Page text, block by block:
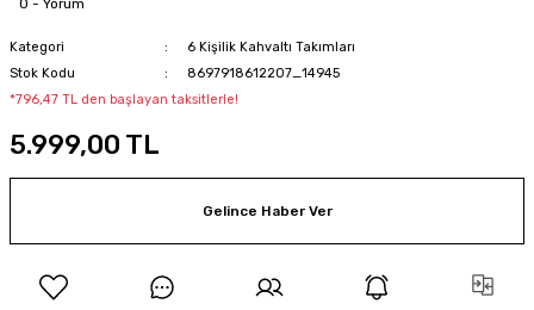
0 - Yorum
Kategori
6 Kişilik Kahvaltı Takımları
Stok Kodu
8697918612207_14945
*796,47 TL den başlayan taksitlerle!
5.999,00 TL
Gelince Haber Ver